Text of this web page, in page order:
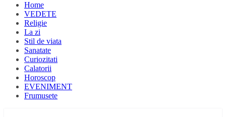
Home
VEDETE
Religie
La zi
Stil de viata
Sanatate
Curiozitati
Calatorii
Horoscop
EVENIMENT
Frumusete